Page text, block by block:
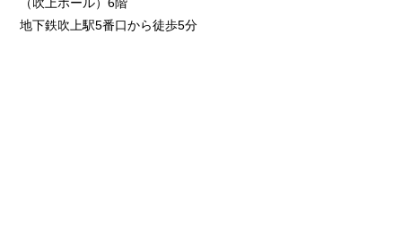
（吹上ホール）6階
地下鉄吹上駅5番口から徒歩5分